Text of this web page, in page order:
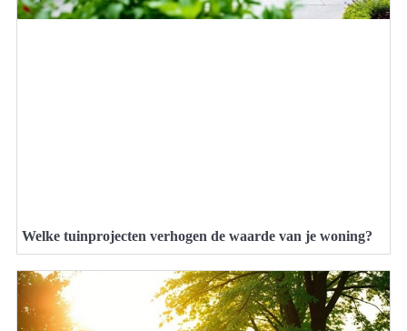
Welke tuinprojecten verhogen de waarde van je woning?